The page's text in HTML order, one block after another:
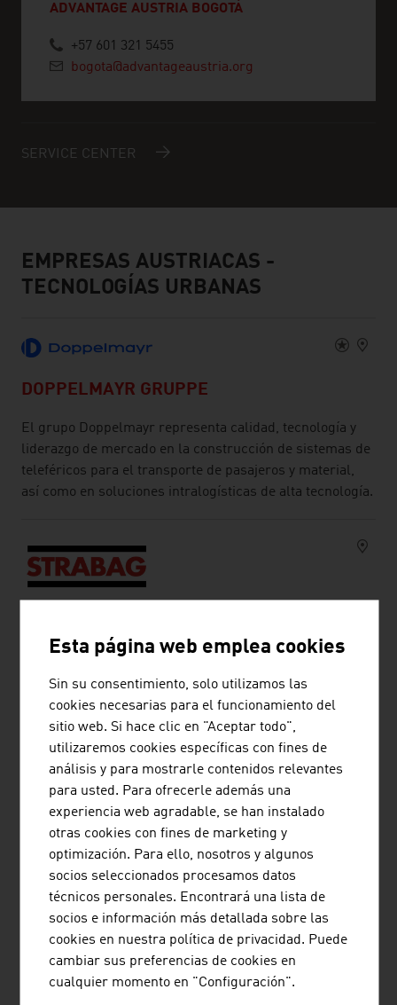
ADVANTAGE AUSTRIA BOGOTÁ
+57 601 321 5455
bogota@advantageaustria.org
SERVICE CENTER
EMPRESAS AUSTRIACAS -
TECNOLOGÍAS URBANAS
DOPPELMAYR GRUPPE
El grupo Doppelmayr representa calidad, tecnología y
liderazgo de mercado en la construcción de sistemas de
teleféricos para el transporte de pasajeros y material,
así como en soluciones intralogísticas de alta tecnología.
de plantas de tratamiento de aguas residuales y plantas
de tratamiento de agua potable, plantas de tratamiento
de residuos sólidos simples, incluyendo la construcción
y el cierre de vertederos asociados en Europa central y
del Este/sudeste de Europa, así como en ...
GLAUNACH GMBH
Glaunach GmbH fabrica silenciadores industriales para
construcción de centrales eléctricas e instalaciones. Los
silenciadores se fabrican conforme al proyecto
específico y se emplean para expulsar gases
Esta página web emplea cookies
Sin su consentimiento, solo utilizamos las
cookies necesarias para el funcionamiento del
sitio web. Si hace clic en "Aceptar todo",
utilizaremos cookies específicas con fines de
análisis y para mostrarle contenidos relevantes
para usted. Para ofrecerle además una
experiencia web agradable, se han instalado
otras cookies con fines de marketing y
optimización. Para ello, nosotros y algunos
socios seleccionados procesamos datos
técnicos personales. Encontrará una lista de
socios e información más detallada sobre las
cookies en nuestra política de privacidad. Puede
cambiar sus preferencias de cookies en
cualquier momento en "Configuración".